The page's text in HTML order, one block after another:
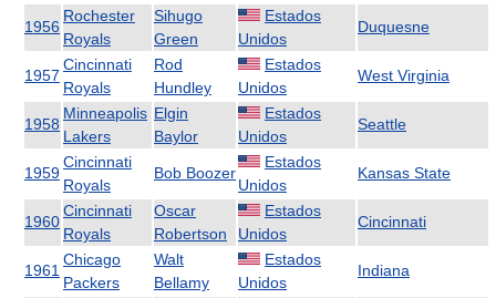
1956
Rochester
Royals
Sihugo
Green
Estados
Unidos
Duquesne
1957
Cincinnati
Royals
Rod
Hundley
Estados
Unidos
West Virginia
1958
Minneapolis
Lakers
Elgin
Baylor
Estados
Unidos
Seattle
1959
Cincinnati
Royals
Bob Boozer
Estados
Unidos
Kansas State
1960
Cincinnati
Royals
Oscar
Robertson
Estados
Unidos
Cincinnati
1961
Chicago
Packers
Walt
Bellamy
Estados
Unidos
Indiana